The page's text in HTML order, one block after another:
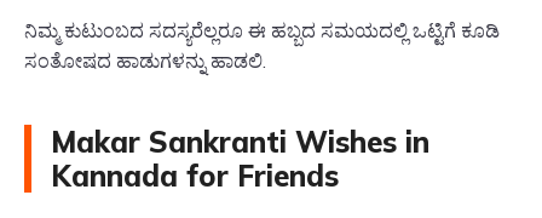
ನಿಮ್ಮ ಕುಟುಂಬದ ಸದಸ್ಯರೆಲ್ಲರೂ ಈ ಹಬ್ಬದ ಸಮಯದಲ್ಲಿ ಒಟ್ಟಿಗೆ ಕೂಡಿ
ಸಂತೋಷದ ಹಾಡುಗಳನ್ನು ಹಾಡಲಿ.
Makar Sankranti Wishes in
Kannada for Friends